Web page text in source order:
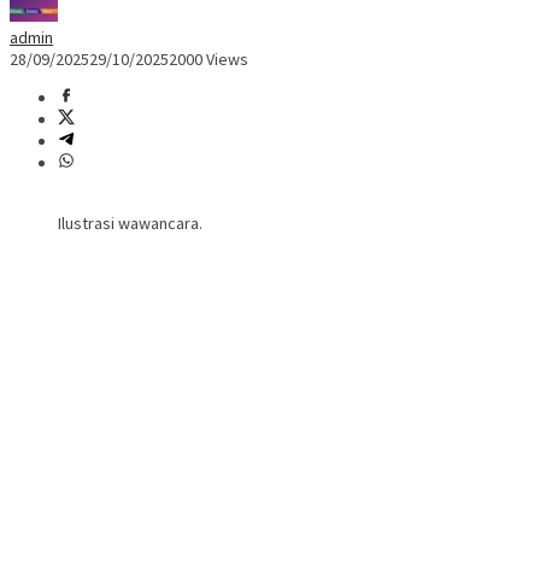
admin
28/09/202529/10/20252000 Views
Ilustrasi wawancara.